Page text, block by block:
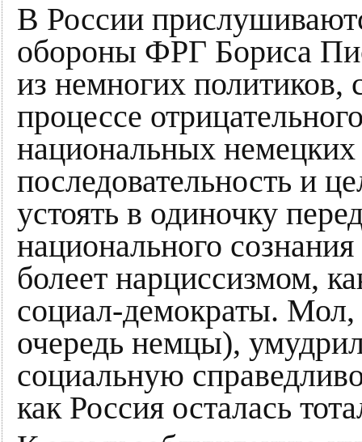
В России
обороны ФРГ Бориса
из немногих политиков,
процессе
национальных немецких
последовательность и
устоять в одиночку
национального
болеет нарциссизмом,
социал-демократы.
очередь немцы),
социальную
как Россия осталась